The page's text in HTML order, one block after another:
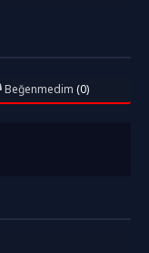
Beğenmedim (0)